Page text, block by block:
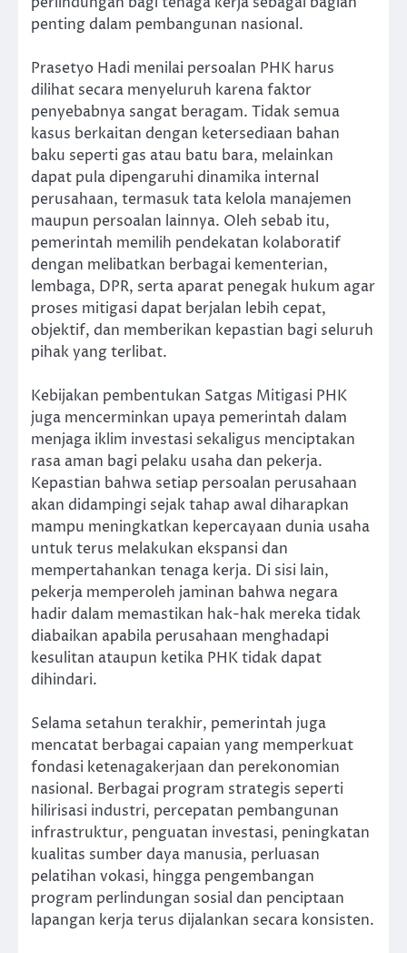
penting dalam pembangunan nasional.
Prasetyo Hadi menilai persoalan PHK harus
dilihat secara menyeluruh karena faktor
penyebabnya sangat beragam. Tidak semua
kasus berkaitan dengan ketersediaan bahan
baku seperti gas atau batu bara, melainkan
dapat pula dipengaruhi dinamika internal
perusahaan, termasuk tata kelola manajemen
maupun persoalan lainnya. Oleh sebab itu,
pemerintah memilih pendekatan kolaboratif
dengan melibatkan berbagai kementerian,
lembaga, DPR, serta aparat penegak hukum agar
proses mitigasi dapat berjalan lebih cepat,
objektif, dan memberikan kepastian bagi seluruh
pihak yang terlibat.
Kebijakan pembentukan Satgas Mitigasi PHK
juga mencerminkan upaya pemerintah dalam
menjaga iklim investasi sekaligus menciptakan
rasa aman bagi pelaku usaha dan pekerja.
Kepastian bahwa setiap persoalan perusahaan
akan didampingi sejak tahap awal diharapkan
mampu meningkatkan kepercayaan dunia usaha
untuk terus melakukan ekspansi dan
mempertahankan tenaga kerja. Di sisi lain,
pekerja memperoleh jaminan bahwa negara
hadir dalam memastikan hak-hak mereka tidak
diabaikan apabila perusahaan menghadapi
kesulitan ataupun ketika PHK tidak dapat
dihindari.
Selama setahun terakhir, pemerintah juga
mencatat berbagai capaian yang memperkuat
fondasi ketenagakerjaan dan perekonomian
nasional. Berbagai program strategis seperti
hilirisasi industri, percepatan pembangunan
infrastruktur, penguatan investasi, peningkatan
kualitas sumber daya manusia, perluasan
pelatihan vokasi, hingga pengembangan
program perlindungan sosial dan penciptaan
lapangan kerja terus dijalankan secara konsisten.